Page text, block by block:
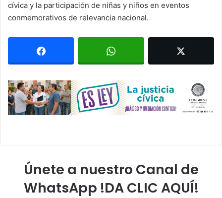
cívica y la participación de niñas y niños en eventos
conmemorativos de relevancia nacional.
Únete a nuestro Canal de
WhatsApp !DA CLIC AQUÍ!